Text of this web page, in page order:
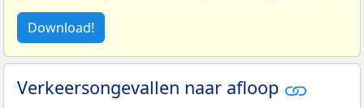
Download!
Verkeersongevallen naar afloop